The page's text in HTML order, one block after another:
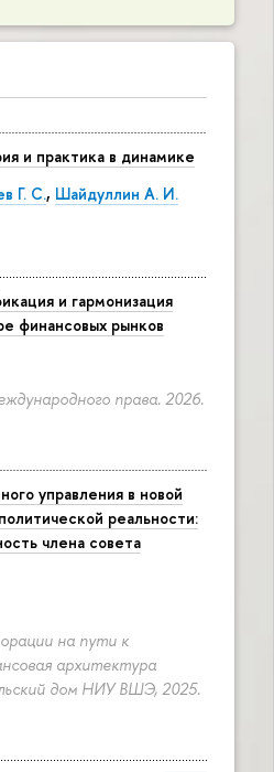
и практика в динамике
Г. С., Шайдуллин А. И.
и гармонизация
финансовых рынков
права. 2026.
управления в новой
реальности:
члена совета
на пути к
архитектура
дом НИУ ВШЭ, 2025.